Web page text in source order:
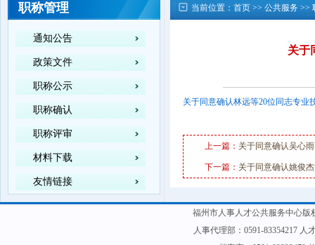
职称管理
通知公告
政策文件
职称公示
职称确认
职称评审
材料下载
友情链接
当前位置： 首页 >> 公共服务 >>
关于
关于同意确认林远等20位同志专业
上一篇： 关于同意确认吴心
下一篇： 关于同意确认姚俊
福州市人事人才公共服务中心版
人事代理部：0591-83354217 人